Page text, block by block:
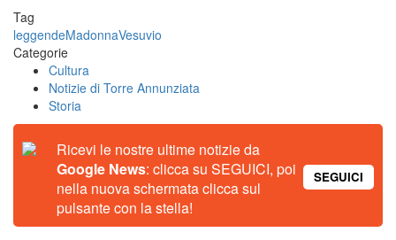
Tag
leggendeMadonnaVesuvio
Categorie
Cultura
Notizie di Torre Annunziata
Storia
Ricevi le nostre ultime notizie da
Google News: clicca su SEGUICI, poi
nella nuova schermata clicca sul
pulsante con la stella!
SEGUICI